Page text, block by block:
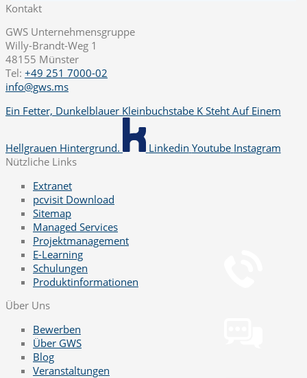
Kontakt
GWS Unternehmensgruppe
Willy-Brandt-Weg 1
48155 Münster
Tel: +49 251 7000-02
info@gws.ms
Ein Fetter, Dunkelblauer Kleinbuchstabe K Steht Auf Einem
Hellgrauen Hintergrund. Linkedin Youtube Instagram
Nützliche Links
Extranet
pcvisit Download
Sitemap
Managed Services
Projektmanagement
E-Learning
Schulungen
Produktinformationen
Über Uns
Bewerben
Über GWS
Blog
Veranstaltungen